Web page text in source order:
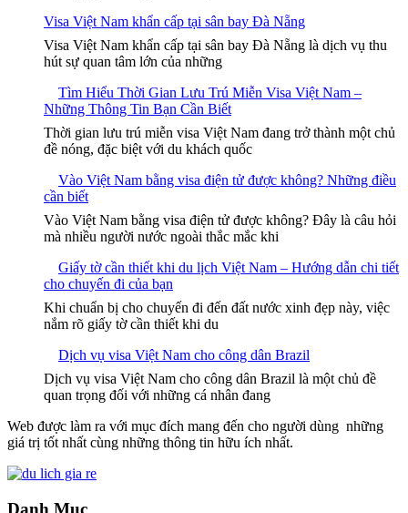
Visa Việt Nam khẩn cấp tại sân bay Đà Nẵng
Visa Việt Nam khẩn cấp tại sân bay Đà Nẵng là dịch vụ thu
hút sự quan tâm lớn của những
Tìm Hiểu Thời Gian Lưu Trú Miễn Visa Việt Nam –
Những Thông Tin Bạn Cần Biết
Thời gian lưu trú miễn visa Việt Nam đang trở thành một chủ
đề nóng, đặc biệt với du khách quốc
Vào Việt Nam bằng visa điện tử được không? Những điều
cần biết
Vào Việt Nam bằng visa điện tử được không? Đây là câu hỏi
mà nhiều người nước ngoài thắc mắc khi
Giấy tờ cần thiết khi du lịch Việt Nam – Hướng dẫn chi tiết
cho chuyến đi của bạn
Khi chuẩn bị cho chuyến đi đến đất nước xinh đẹp này, việc
nắm rõ giấy tờ cần thiết khi du
Dịch vụ visa Việt Nam cho công dân Brazil
Dịch vụ visa Việt Nam cho công dân Brazil là một chủ đề
quan trọng đối với những cá nhân đang
Web được làm ra với mục đích mang đến cho người dùng những
giá trị tốt nhất cùng những thông tin hữu ích nhất.
Danh Mục